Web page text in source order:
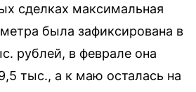
сделках максимальная
была зафиксирована в
рублей, в феврале она
тыс., а к маю осталась на